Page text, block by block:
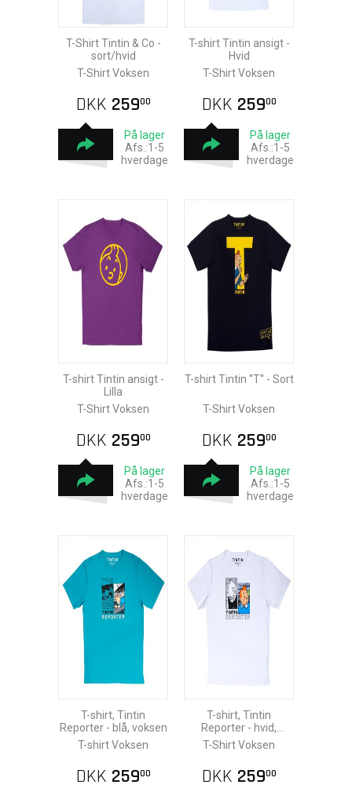
T-Shirt Tintin & Co -
sort/hvid
T-Shirt Voksen
DKK 25900
På lager
Afs.:1-5
hverdage
T-shirt Tintin ansigt -
Hvid
T-Shirt Voksen
DKK 25900
På lager
Afs.:1-5
hverdage
T-shirt Tintin ansigt -
Lilla
T-Shirt Voksen
DKK 25900
På lager
Afs.:1-5
hverdage
T-shirt Tintin ''T'' - Sort
T-Shirt Voksen
DKK 25900
På lager
Afs.:1-5
hverdage
T-shirt, Tintin
Reporter - blå, voksen
T-shirt Voksen
DKK 25900
T-shirt, Tintin
Reporter - hvid,
voksen
T-Shirt Voksen
DKK 25900